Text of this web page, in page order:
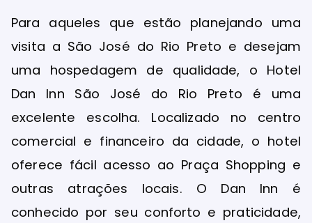
Para aqueles que estão planejando uma
visita a São José do Rio Preto e desejam
uma hospedagem de qualidade, o Hotel
Dan Inn São José do Rio Preto é uma
excelente escolha. Localizado no centro
comercial e financeiro da cidade, o hotel
oferece fácil acesso ao Praça Shopping e
outras atrações locais. O Dan Inn é
conhecido por seu conforto e praticidade,